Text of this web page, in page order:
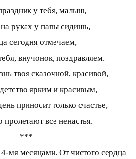
у тебя, малыш,
руках у папы сидишь,
сегодня отмечаем,
внучонок, поздравляем.
твоя сказочной, красивой,
ярким и красивым,
приносит только счастье,
все ненастья.
***
мя месяцами. От чистого сердца